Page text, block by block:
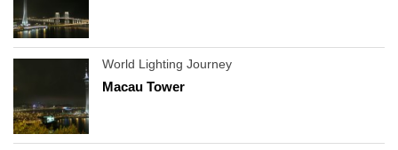
World Lighting Journey
Macau Tower